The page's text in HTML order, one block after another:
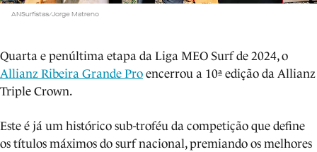
ANSurfistas/Jorge Matreno
Quarta e penúltima etapa da Liga MEO Surf de 2024, o
Allianz Ribeira Grande Pro encerrou a 10ª edição da Allianz
Triple Crown.
Este é já um histórico sub-troféu da competição que define
os títulos máximos do surf nacional, premiando os melhores